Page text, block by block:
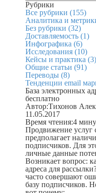
Рубрики
Все рубрики (155)
Аналитика и
Без рубрики (32)
Доставляемость (1)
Инфографика (6)
Исследования (10)
Кейсы и практика (3)
Общие статьи (91)
Переводы (8)
Тенденции email
База электронных
бесплатно
Автор:Тихонов
11.05.2017
Время чтения:4
Продвижение
предполагает
подписчиков. Для
личные данные
Возникает вопрос:
адреса для рассылки
часто совершают
базу подписчиков.